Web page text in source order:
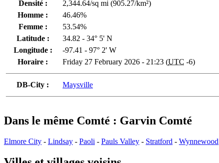
Densité :
2,344.64/sq mi (905.27/km²)
Homme :
46.46%
Femme :
53.54%
Latitude :
34.82 - 34° 5' N
Longitude :
-97.41 - 97° 2' W
Horaire :
Friday 27 February 2026 - 21:23 (UTC -6)
DB-City : Maysville
Dans le même Comté : Garvin Comté
Elmore City - Lindsay - Paoli - Pauls Valley - Stratford - Wynnewood